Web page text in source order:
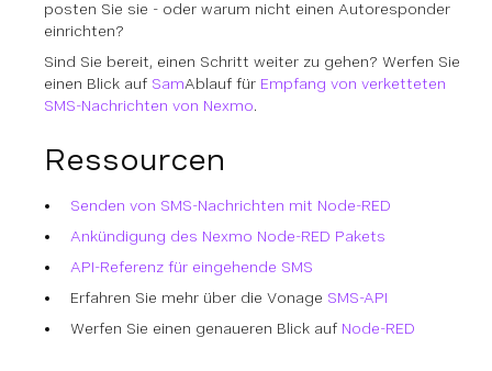
posten Sie sie - oder warum nicht einen Autoresponder
einrichten?
Sind Sie bereit, einen Schritt weiter zu gehen? Werfen Sie
einen Blick auf SamAblauf für Empfang von verketteten
SMS-Nachrichten von Nexmo.
Ressourcen
Senden von SMS-Nachrichten mit Node-RED
Ankündigung des Nexmo Node-RED Pakets
API-Referenz für eingehende SMS
Erfahren Sie mehr über die Vonage SMS-API
Werfen Sie einen genaueren Blick auf Node-RED